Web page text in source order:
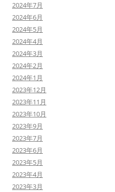
2024年7月
2024年6月
2024年5月
2024年4月
2024年3月
2024年2月
2024年1月
2023年12月
2023年11月
2023年10月
2023年9月
2023年7月
2023年6月
2023年5月
2023年4月
2023年3月